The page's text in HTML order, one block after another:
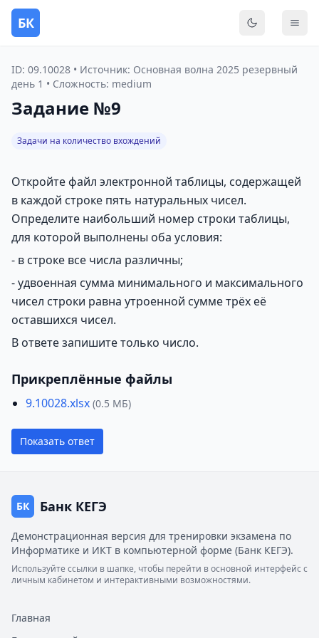
БК
ID: 09.10028 • Источник: Основная волна 2025 резервный
день 1 • Сложность: medium
Задание №9
Задачи на количество вхождений
Откройте файл электронной таблицы, содержащей
в каждой строке пять натуральных чисел.
Определите наибольший номер строки таблицы,
для которой выполнены оба условия:
- в строке все числа различны;
- удвоенная сумма минимального и максимального
чисел строки равна утроенной сумме трёх её
оставшихся чисел.
В ответе запишите только число.
Прикреплённые файлы
9.10028.xlsx (0.5 МБ)
Показать ответ
БК Банк КЕГЭ
Демонстрационная версия для тренировки экзамена по
Информатике и ИКТ в компьютерной форме (Банк КЕГЭ).
Используйте ссылки в шапке, чтобы перейти в основной интерфейс с
личным кабинетом и интерактивными возможностями.
Главная